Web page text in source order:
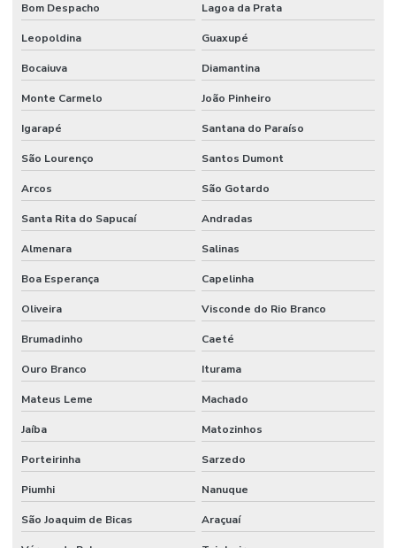
Bom Despacho Lagoa da Prata
Leopoldina Guaxupé
Bocaiuva Diamantina
Monte Carmelo João Pinheiro
Igarapé Santana do Paraíso
São Lourenço Santos Dumont
Arcos São Gotardo
Santa Rita do Sapucaí Andradas
Almenara Salinas
Boa Esperança Capelinha
Oliveira Visconde do Rio Branco
Brumadinho Caeté
Ouro Branco Iturama
Mateus Leme Machado
Jaíba Matozinhos
Porteirinha Sarzedo
Piumhi Nanuque
São Joaquim de Bicas Araçuaí